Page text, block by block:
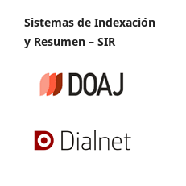
Sistemas de Indexación
y Resumen – SIR